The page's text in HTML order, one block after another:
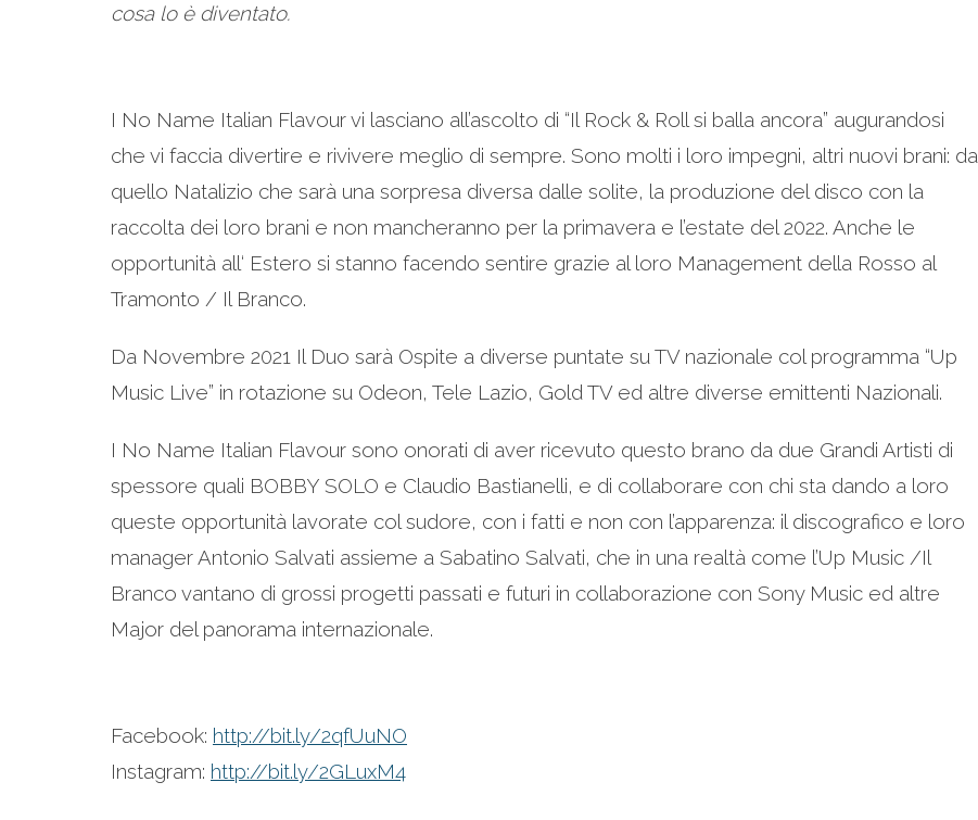
cosa lo è diventato.
I No Name Italian Flavour vi lasciano all’ascolto di “Il Rock & Roll si balla ancora” augurandosi
che vi faccia divertire e rivivere meglio di sempre. Sono molti i loro impegni, altri nuovi brani: da
quello Natalizio che sarà una sorpresa diversa dalle solite, la produzione del disco con la
raccolta dei loro brani e non mancheranno per la primavera e l’estate del 2022. Anche le
opportunità all‘ Estero si stanno facendo sentire grazie al loro Management della Rosso al
Tramonto / Il Branco.
Da Novembre 2021 Il Duo sarà Ospite a diverse puntate su TV nazionale col programma “Up
Music Live” in rotazione su Odeon, Tele Lazio, Gold TV ed altre diverse emittenti Nazionali.
I No Name Italian Flavour sono onorati di aver ricevuto questo brano da due Grandi Artisti di
spessore quali BOBBY SOLO e Claudio Bastianelli, e di collaborare con chi sta dando a loro
queste opportunità lavorate col sudore, con i fatti e non con l’apparenza: il discografico e loro
manager Antonio Salvati assieme a Sabatino Salvati, che in una realtà come l’Up Music /Il
Branco vantano di grossi progetti passati e futuri in collaborazione con Sony Music ed altre
Major del panorama internazionale.
Facebook: http://bit.ly/2qfUuNO
Instagram: http://bit.ly/2GLuxM4